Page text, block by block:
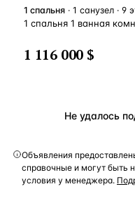
1 спальня · 1 санузел · 9
1 спальня 1 ванная
1 116 000 $
Не удалось
Объявления
справочные и могут быть
условия у менеджера.